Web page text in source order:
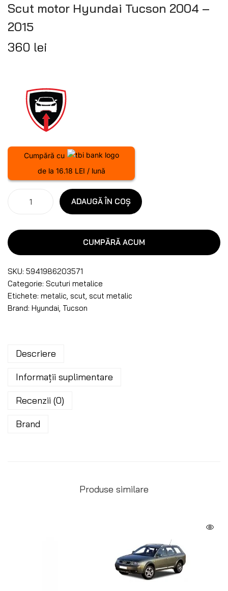
Scut motor Hyundai Tucson 2004 –
2015
360 lei
Cumpără cu
de la 16.18 LEI / lună
ADAUGĂ ÎN COȘ
CUMPĂRĂ ACUM
SKU: 5941986203571
Categorie: Scuturi metalice
Etichete: metalic, scut, scut metalic
Brand: Hyundai, Tucson
Descriere
Informații suplimentare
Recenzii (0)
Brand
Produse similare